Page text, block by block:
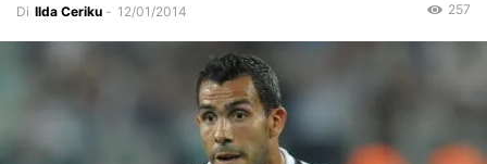
Di Ilda Ceriku - 12/01/2014 257